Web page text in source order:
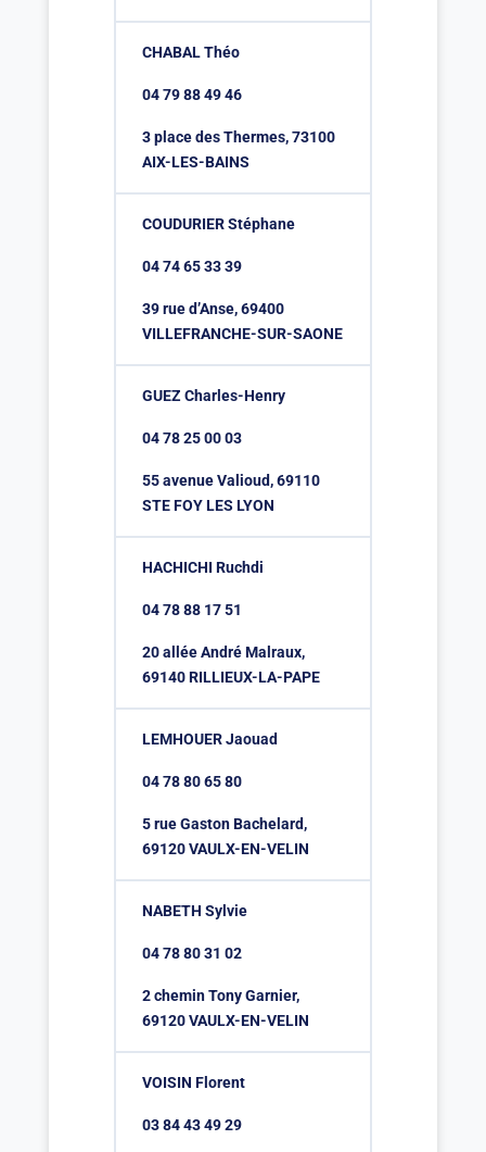
CHABAL Théo
04 79 88 49 46
3 place des Thermes, 73100
AIX-LES-BAINS
COUDURIER Stéphane
04 74 65 33 39
39 rue d’Anse, 69400
VILLEFRANCHE-SUR-SAONE
GUEZ Charles-Henry
04 78 25 00 03
55 avenue Valioud, 69110
STE FOY LES LYON
HACHICHI Ruchdi
04 78 88 17 51
20 allée André Malraux,
69140 RILLIEUX-LA-PAPE
LEMHOUER Jaouad
04 78 80 65 80
5 rue Gaston Bachelard,
69120 VAULX-EN-VELIN
NABETH Sylvie
04 78 80 31 02
2 chemin Tony Garnier,
69120 VAULX-EN-VELIN
VOISIN Florent
03 84 43 49 29